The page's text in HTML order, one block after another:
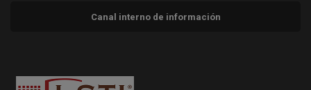
Canal interno de información